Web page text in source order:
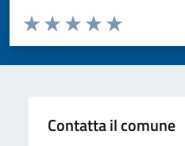
Valuta da 1 a 5 stelle la pagina
Valuta 5 stelle
Valuta 4 stelle su 5
Valuta 3 stelle su 5
Valuta 2 stelle su 5
Valuta 1 stelle su 5
Contatta il comune